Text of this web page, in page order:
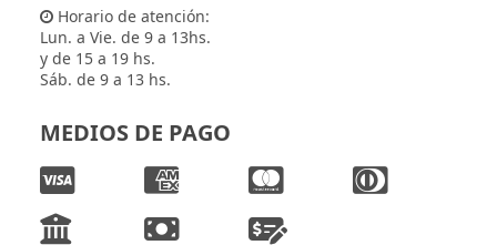
Horario de atención:
Lun. a Vie. de 9 a 13hs.
y de 15 a 19 hs.
Sáb. de 9 a 13 hs.
MEDIOS DE PAGO